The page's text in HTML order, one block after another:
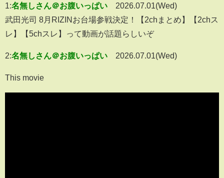
1:名無しさん＠お腹いっぱい
2026.07.01(Wed)
武田光司 8月RIZINお台場参戦決定！【2chまとめ】【2chス
レ】【5chスレ】って動画が話題らしいぞ
2:名無しさん＠お腹いっぱい 2026.07.01(Wed)
This movie